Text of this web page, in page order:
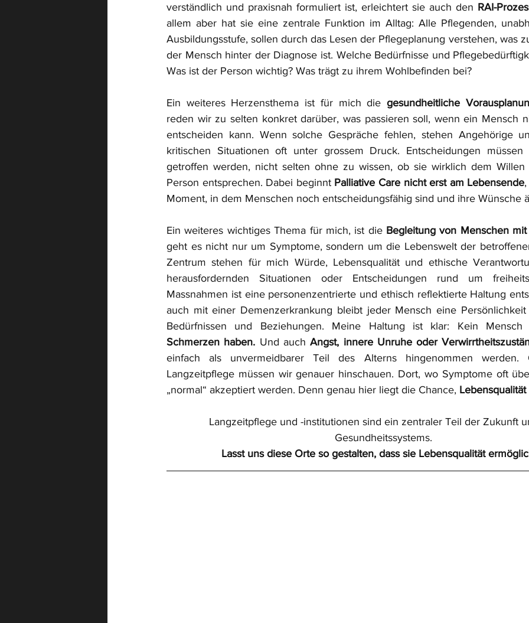
verständlich und praxisnah formuliert ist, erleichtert sie auch den RAI-
allem aber hat sie eine zentrale Funktion im Alltag: Alle Pflegenden,
Ausbildungsstufe, sollen durch das Lesen der Pflegeplanung verstehen, was
der Mensch hinter der Diagnose ist. Welche Bedürfnisse und
Was ist der Person wichtig? Was trägt zu ihrem Wohlbefinden bei?
Ein weiteres Herzensthema ist für mich die gesundheitliche
reden wir zu selten konkret darüber, was passieren soll, wenn ein Mensch
entscheiden kann. Wenn solche Gespräche fehlen, stehen Angehörige
kritischen Situationen oft unter grossem Druck. Entscheidungen müssen
getroffen werden, nicht selten ohne zu wissen, ob sie wirklich dem Willen
Person entsprechen. Dabei beginnt Palliative Care nicht erst am Lebensende
Moment, in dem Menschen noch entscheidungsfähig sind und ihre Wünsche
Ein weiteres wichtiges Thema für mich, ist die Begleitung von Menschen
geht es nicht nur um Symptome, sondern um die Lebenswelt der
Zentrum stehen für mich Würde, Lebensqualität und ethische
herausfordernden Situationen oder Entscheidungen rund um
Massnahmen ist eine personenzentrierte und ethisch reflektierte Haltung
auch mit einer Demenzerkrankung bleibt jeder Mensch eine Persönlichkeit
Bedürfnissen und Beziehungen. Meine Haltung ist klar: Kein Mensch
Schmerzen haben. Und auch Angst, innere Unruhe oder
einfach als unvermeidbarer Teil des Alterns hingenommen
Langzeitpflege müssen wir genauer hinschauen. Dort, wo Symptome oft
„normal“ akzeptiert werden. Denn genau hier liegt die Chance,
Langzeitpflege und -institutionen sind ein zentraler Teil der Zukunft
Gesundheitssystems.
Lasst uns diese Orte so gestalten, dass sie Lebensqualität